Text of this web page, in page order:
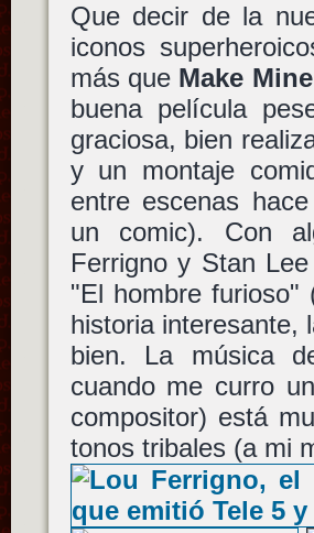
Que decir de la
iconos
más que Make
buena película
graciosa, bien
y un montaje
entre escenas
un comic). Con
Ferrigno y Stan
"El hombre furioso"
historia interesante,
bien. La música
cuando me curro
compositor) está
tonos tribales (a mi